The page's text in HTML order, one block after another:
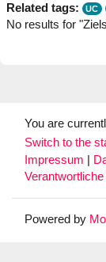
Related tags: UC
No results for
You are
Switch to the
Impressum
Powered by